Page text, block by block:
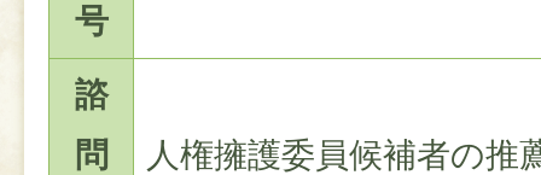
号
諮
問
人権擁護委員候補者の推